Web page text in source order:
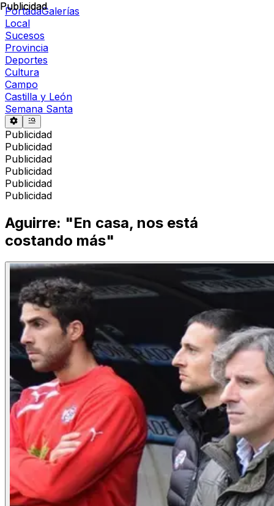
PortadaGalerías
Local
Sucesos
Provincia
Deportes
Cultura
Campo
Castilla y León
Semana Santa
Publicidad
Publicidad
Publicidad
Publicidad
Publicidad
Publicidad
Publicidad
Aguirre: "En casa, nos está
costando más"
Publicidad